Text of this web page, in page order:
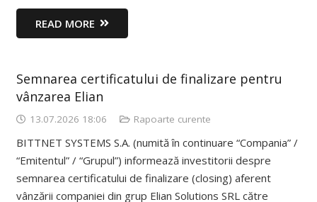
READ MORE
Semnarea certificatului de finalizare pentru
vânzarea Elian
13.07.2026 18:06 Rapoarte curente
BITTNET SYSTEMS S.A. (numită în continuare “Compania” /
“Emitentul” / “Grupul”) informează investitorii despre
semnarea certificatului de finalizare (closing) aferent
vânzării companiei din grup Elian Solutions SRL către